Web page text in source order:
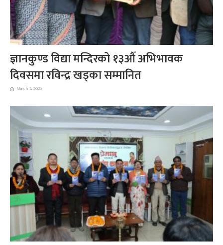
ज्ञानकुण्ड विद्या मन्दिरको १३औं अभिभावक
दिवसमा रविन्द्र खड्का सम्मानित
March 2, 2026